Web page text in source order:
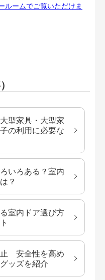
ルームでご覧いただけま
型家具・大型家
の利用に必要な
いろある？室内
？
室内ドア選び方
止 安全性を高め
ッズを紹介